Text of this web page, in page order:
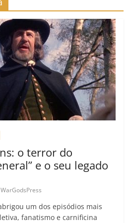
o terror do
e o seu legado
WarGodsPress
um dos episódios mais
fanatismo e carnificina